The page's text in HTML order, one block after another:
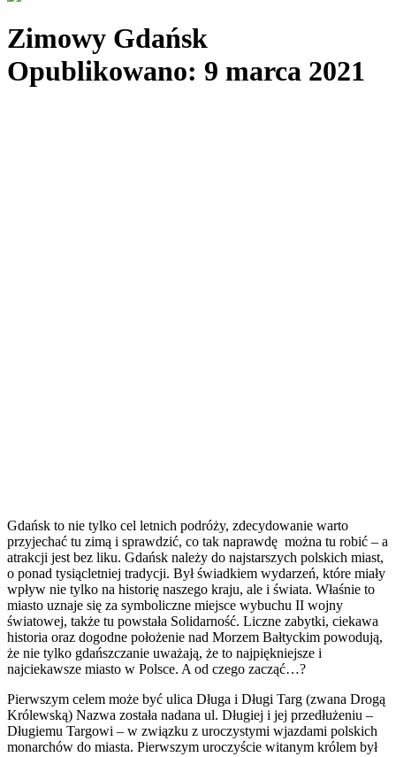
Zimowy Gdańsk
Opublikowano: 9 marca 2021
Gdańsk to nie tylko cel letnich podróży, zdecydowanie warto
przyjechać tu zimą i sprawdzić, co tak naprawdę można tu robić – a
atrakcji jest bez liku. Gdańsk należy do najstarszych polskich miast,
o ponad tysiącletniej tradycji. Był świadkiem wydarzeń, które miały
wpływ nie tylko na historię naszego kraju, ale i świata. Właśnie to
miasto uznaje się za symboliczne miejsce wybuchu II wojny
światowej, także tu powstała Solidarność. Liczne zabytki, ciekawa
historia oraz dogodne położenie nad Morzem Bałtyckim powodują,
że nie tylko gdańszczanie uważają, że to najpiękniejsze i
najciekawsze miasto w Polsce. A od czego zacząć…?
Pierwszym celem może być ulica Długa i Długi Targ (zwana Drogą
Królewską) Nazwa została nadana ul. Długiej i jej przedłużeniu –
Długiemu Targowi – w związku z uroczystymi wjazdami polskich
monarchów do miasta. Pierwszym uroczyście witanym królem był